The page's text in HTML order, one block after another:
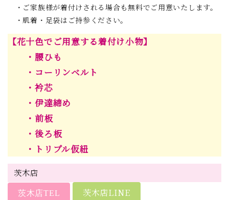
・ご家族様が着付けされる場合も無料でご用意いたします。
・肌着・足袋はご持参ください。
【花十色でご用意する着付け小物】
・腰ひも
・コーリンベルト
・衿芯
・伊達締め
・前板
・後ろ板
・トリプル仮紐
茨木店
茨木店TEL 茨木店LINE